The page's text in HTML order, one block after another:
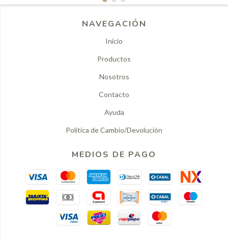
NAVEGACIÓN
Inicio
Productos
Nosotros
Contacto
Ayuda
Política de Cambio/Devolución
MEDIOS DE PAGO